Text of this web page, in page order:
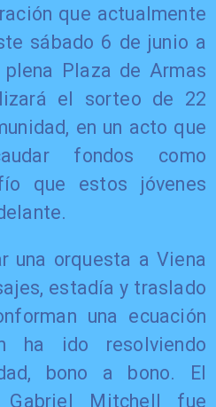
que actualmente
sábado 6 de junio a
Plaza de Armas
el sorteo de 22
en un acto que
fondos como
que estos jóvenes
una orquesta a Viena
estadía y traslado
una ecuación
ha ido resolviendo
bono a bono. El
Gabriel Mitchell fue